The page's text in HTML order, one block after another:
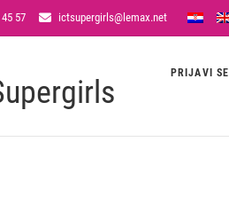
57 ictsupergirls@lemax.net
PRIJAVI SE